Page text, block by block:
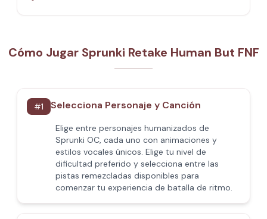
Cómo Jugar Sprunki Retake Human But FNF
#1 Selecciona Personaje y Canción
Elige entre personajes humanizados de
Sprunki OC, cada uno con animaciones y
estilos vocales únicos. Elige tu nivel de
dificultad preferido y selecciona entre las
pistas remezcladas disponibles para
comenzar tu experiencia de batalla de ritmo.